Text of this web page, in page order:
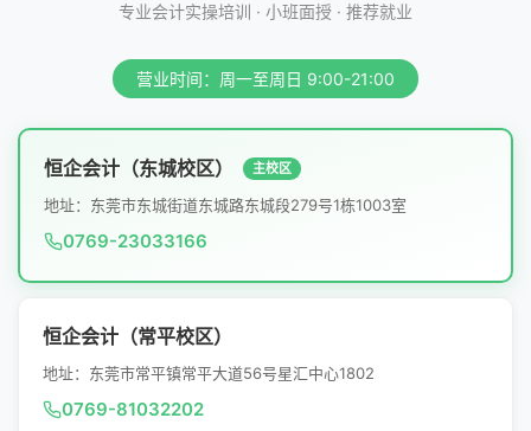
专业会计实操培训 · 小班面授 · 推荐就业
营业时间：周一至周日 9:00-21:00
恒企会计（东城校区） 主校区
地址：东莞市东城街道东城路东城段279号1栋1003室
0769-23033166
恒企会计（常平校区）
地址：东莞市常平镇常平大道56号星汇中心1802
0769-81032202